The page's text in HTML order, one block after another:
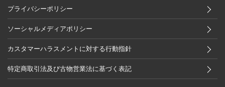
プライバシーポリシー
ソーシャルメディアポリシー
カスタマーハラスメントに対する行動指針
特定商取引法及び古物営業法に基づく表記